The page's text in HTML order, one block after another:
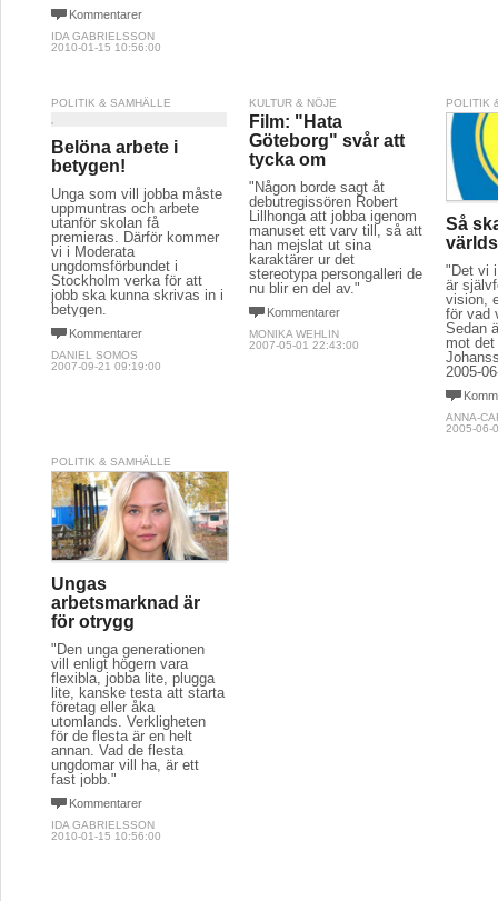
Kommentarer
IDA GABRIELSSON
2010-01-15 10:56:00
POLITIK & SAMHÄLLE
Belöna arbete i
betygen!
Unga som vill jobba måste
uppmuntras och arbete
utanför skolan få
premieras. Därför kommer
vi i Moderata
ungdomsförbundet i
Stockholm verka för att
jobb ska kunna skrivas in i
betygen.
Kommentarer
DANIEL SOMOS
2007-09-21 09:19:00
KULTUR & NÖJE
Film: "Hata
Göteborg" svår att
tycka om
"Någon borde sagt åt
debutregissören Robert
Lillhonga att jobba igenom
manuset ett varv till, så att
han mejslat ut sina
karaktärer ur det
stereotypa persongalleri de
nu blir en del av."
Kommentarer
MONIKA WEHLIN
2007-05-01 22:43:00
POLITIK
Så
"Det vi
är
vision,
för vad
Sedan
mot
2005-
ANNA-
2005-06-
POLITIK & SAMHÄLLE
Ungas
arbetsmarknad är
för otrygg
"Den unga generationen
vill enligt högern vara
flexibla, jobba lite, plugga
lite, kanske testa att starta
företag eller åka
utomlands. Verkligheten
för de flesta är en helt
annan. Vad de flesta
ungdomar vill ha, är ett
fast jobb."
Kommentarer
IDA GABRIELSSON
2010-01-15 10:56:00